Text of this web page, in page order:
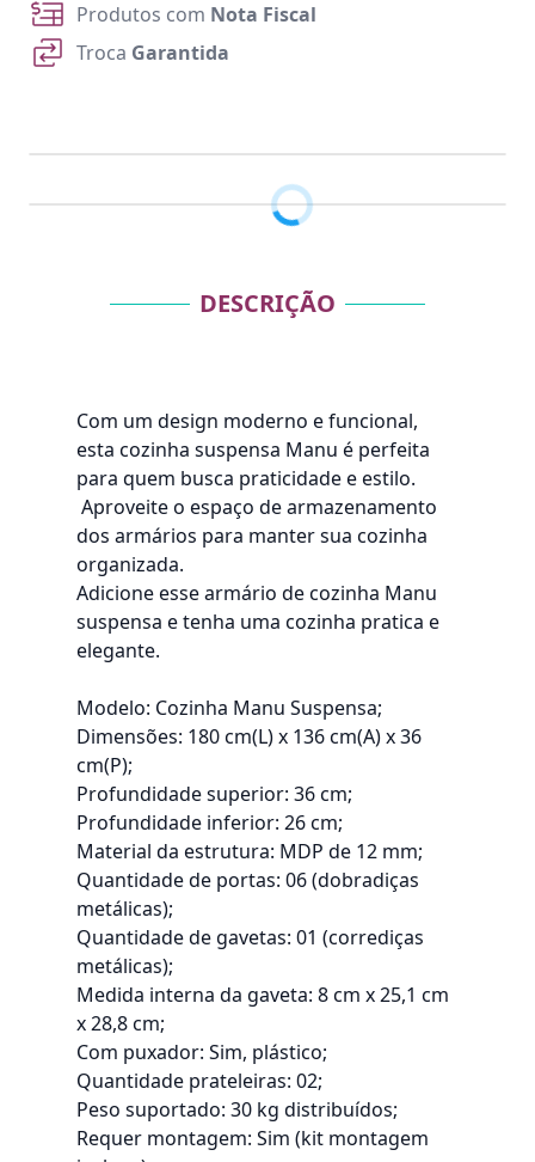
Produtos com Nota Fiscal
Troca Garantida
DESCRIÇÃO
Com um design moderno e funcional,
esta cozinha suspensa Manu é perfeita
para quem busca praticidade e estilo.
Aproveite o espaço de armazenamento
dos armários para manter sua cozinha
organizada.
Adicione esse armário de cozinha Manu
suspensa e tenha uma cozinha pratica e
elegante.
Modelo: Cozinha Manu Suspensa;
Dimensões: 180 cm(L) x 136 cm(A) x 36
cm(P);
Profundidade superior: 36 cm;
Profundidade inferior: 26 cm;
Material da estrutura: MDP de 12 mm;
Quantidade de portas: 06 (dobradiças
metálicas);
Quantidade de gavetas: 01 (corrediças
metálicas);
Medida interna da gaveta: 8 cm x 25,1 cm
x 28,8 cm;
Com puxador: Sim, plástico;
Quantidade prateleiras: 02;
Peso suportado: 30 kg distribuídos;
Requer montagem: Sim (kit montagem